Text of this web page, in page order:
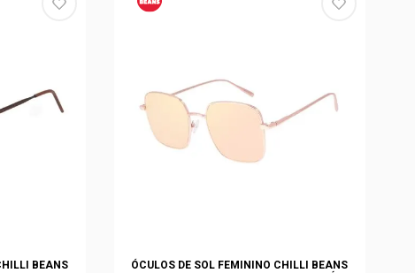
BEANS
ÓCULOS DE SOL FEMININO CHILLI BEANS